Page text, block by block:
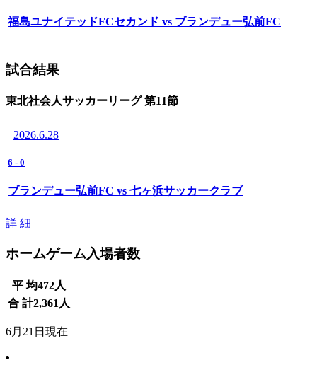
福島ユナイテッドFCセカンド vs ブランデュー弘前FC
試合結果
東北社会人サッカーリーグ 第11節
2026.6.28
6 - 0
ブランデュー弘前FC vs 七ヶ浜サッカークラブ
詳 細
ホームゲーム入場者数
平 均472人
合 計2,361 人
6月21日現在